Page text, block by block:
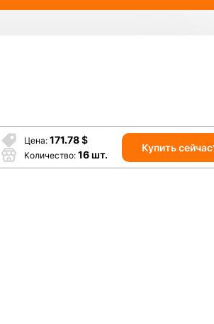
Цена 171.78$
Количество 16 шт.
Купить сейчас